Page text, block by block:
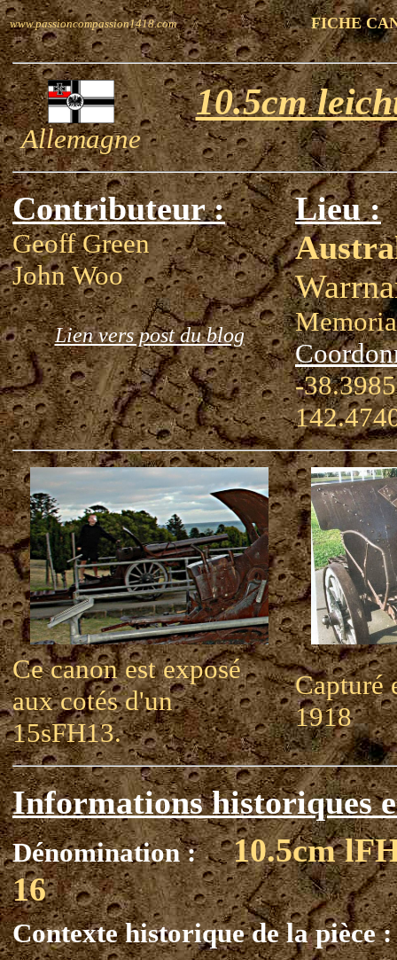
www.passioncompassion1418.com FICHE
Allemagne
10.5cm
Contributeur :
Geoff Green
John Woo
Lien vers post du blog
Lieu :
-
Ce canon est exposé
aux cotés d'un
15sFH13.
Capturé
1918
Informations historiques
Dénomination :
10.5cm
16
Contexte historique de la pièce :